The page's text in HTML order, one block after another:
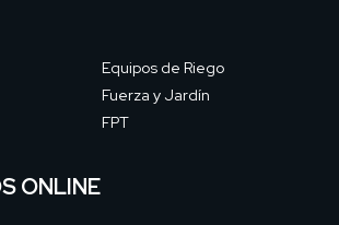
Equipos de Riego
Fuerza y Jardín
FPT
ONLINE